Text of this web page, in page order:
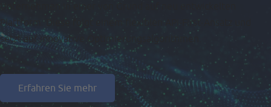
Unternehmen in einer von Grund auf neu entwickelten
Plattform. Diese folgt einem flexiblen API-First-Ansatz und
setzt auf innovative Optimierungsalgorithmen.
Erfahren Sie mehr